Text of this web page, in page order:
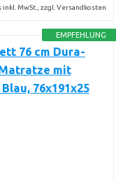
inkl. MwSt., zzgl. Versandkosten
EMPFEHLUNG
76 cm Dura-
mit
76x191x25